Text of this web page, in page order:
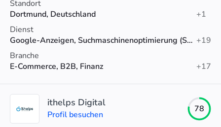
steigern.
Standort
Dortmund, Deutschland
+1
Dienst
Google-Anzeigen, Suchmaschinenoptimierung (SEO), Social-Media-Werbung +19
Branche
E-Commerce, B2B, Finanz
+17
ithelps Digital
Profil besuchen
78